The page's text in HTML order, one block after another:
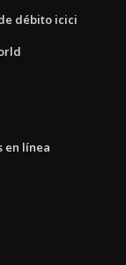
débito icici
en línea